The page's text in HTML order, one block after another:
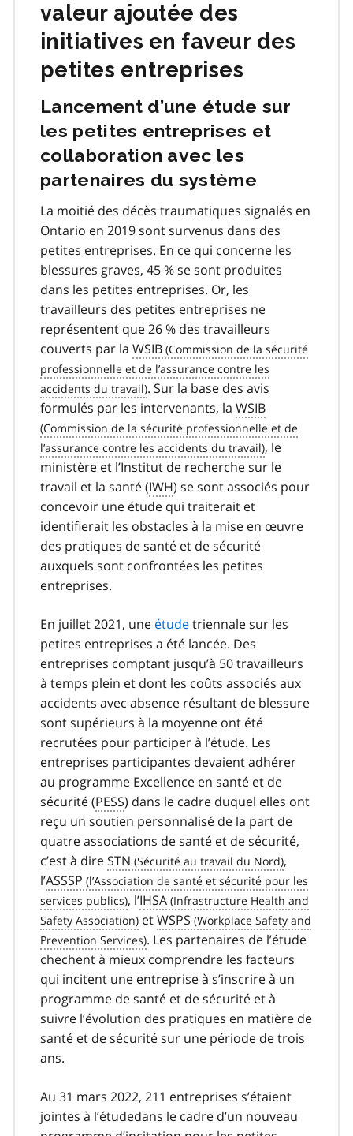
valeur ajoutée des
initiatives en faveur des
petites entreprises
Lancement d’une étude sur
les petites entreprises et
collaboration avec les
partenaires du système
La moitié des décès traumatiques signalés en
Ontario en 2019 sont survenus dans des
petites entreprises. En ce qui concerne les
blessures graves, 45 % se sont produites
dans les petites entreprises. Or, les
travailleurs des petites entreprises ne
représentent que 26 % des travailleurs
couverts par la WSIB
. Sur la base des avis
formulés par les intervenants, la WSIB
, le
ministère et l’Institut de recherche sur le
travail et la santé (IWH) se sont associés pour
concevoir une étude qui traiterait et
identifierait les obstacles à la mise en œuvre
des pratiques de santé et de sécurité
auxquels sont confrontées les petites
entreprises.
En juillet 2021, une étudetriennale sur les
petites entreprises a été lancée. Des
entreprises comptant jusqu’à 50 travailleurs
à temps plein et dont les coûts associés aux
accidents avec absence résultant de blessure
sont supérieurs à la moyenne ont été
recrutées pour participer à l’étude. Les
entreprises participantes devaient adhérer
au programme Excellence en santé et de
sécurité (PESS) dans le cadre duquel elles ont
reçu un soutien personnalisé de la part de
quatre associations de santé et de sécurité,
c’est à direSTN
,
l’ASSSP
, l’IHSA
etWSPS
. Les partenaires de l’étude
chechent à mieux comprendre les facteurs
qui incitent une entreprise à s’inscrire à un
programme de santé et de sécurité et à
suivre l’évolution des pratiques en matière de
santé et de sécurité sur une période de trois
ans.
Au 31 mars 2022, 211 entreprises s’étaient
jointes à l’étudedans le cadre d’un nouveau